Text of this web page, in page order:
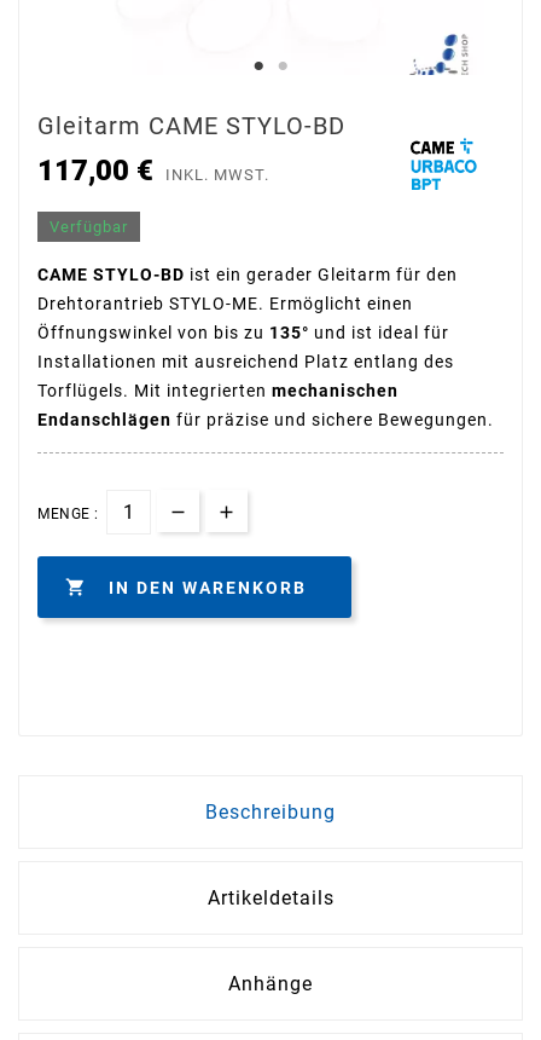
Gleitarm CAME STYLO-BD
117,00 € INKL. MWST.
Verfügbar
CAME STYLO-BD ist ein gerader Gleitarm für den
Drehtorantrieb STYLO-ME. Ermöglicht einen
Öffnungswinkel von bis zu 135° und ist ideal für
Installationen mit ausreichend Platz entlang des
Torflügels. Mit integrierten mechanischen
Endanschlägen für präzise und sichere Bewegungen.
MENGE :
 IN DEN WARENKORB
Beschreibung
Artikeldetails
Anhänge